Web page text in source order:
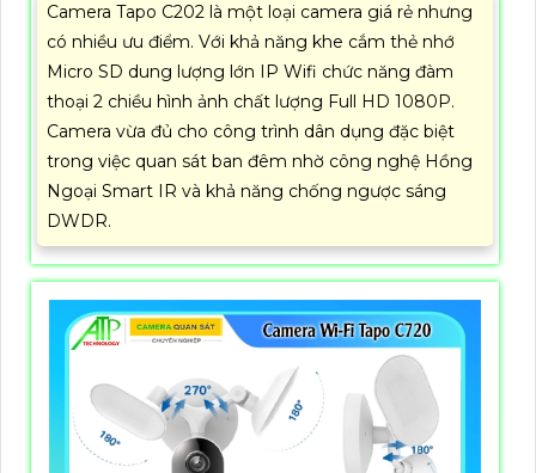
Camera Tapo C202 là một loại camera giá rẻ nhưng
có nhiều ưu điểm. Với khả năng khe cắm thẻ nhớ
Micro SD dung lượng lớn IP Wifi chức năng đàm
thoại 2 chiều hình ảnh chất lượng Full HD 1080P.
Camera vừa đủ cho công trình dân dụng đặc biệt
trong việc quan sát ban đêm nhờ công nghệ Hồng
Ngoại Smart IR và khả năng chống ngược sáng
DWDR.